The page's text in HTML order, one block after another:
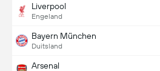
Liverpool
Engeland
Bayern München
Duitsland
Arsenal